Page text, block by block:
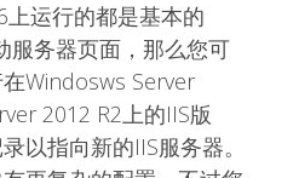
上运行的都是基本的
服务器页面，那么您可
Windosws Server
2012 R2上的IIS版
以指向新的IIS服务器。